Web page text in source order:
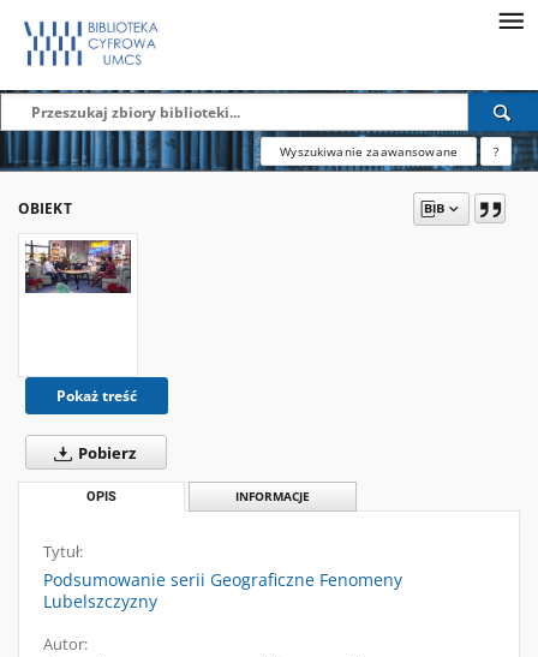
Wyszukiwanie zaawansowane ?
OBIEKT
Pokaż treść
Pobierz
OPIS INFORMACJE
Tytuł:
Podsumowanie serii Geograficzne Fenomeny
Lubelszczyzny
Autor: